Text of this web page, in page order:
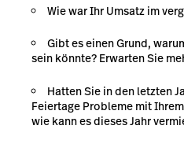
Wie war Ihr Umsatz im
Gibt es einen Grund,
sein könnte? Erwarten Sie
Hatten Sie in den letzten
Feiertage Probleme mit
wie kann es dieses Jahr